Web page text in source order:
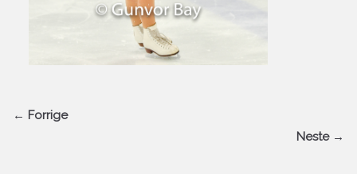
← Forrige
Neste →